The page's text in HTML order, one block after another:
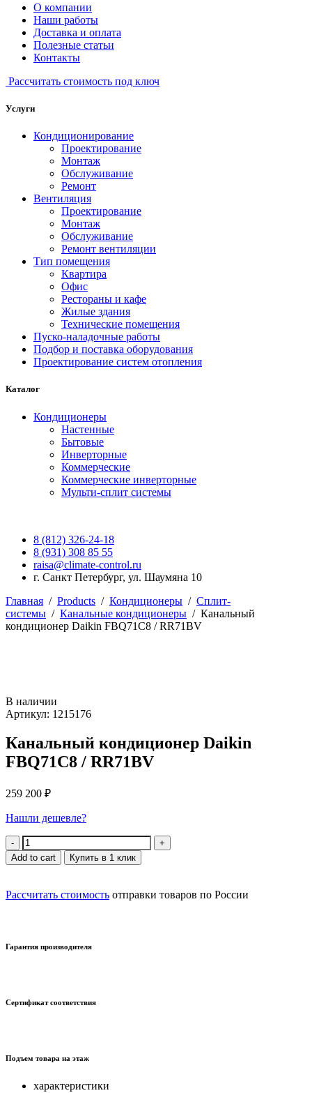
О компании
Наши работы
Доставка и оплата
Полезные статьи
Контакты
Рассчитать стоимость под ключ
Услуги
Кондиционирование
Проектирование
Монтаж
Обслуживание
Ремонт
Вентиляция
Проектирование
Монтаж
Обслуживание
Ремонт вентиляции
Тип помещения
Квартира
Офис
Рестораны и кафе
Жилые здания
Технические помещения
Пуско-наладочные работы
Подбор и поставка оборудования
Проектирование систем отопления
Каталог
Кондиционеры
Настенные
Бытовые
Инверторные
Коммерческие
Коммерческие инверторные
Мульти-сплит системы
8 (812) 326-24-18
8 (931) 308 85 55
raisa@climate-control.ru
г. Санкт Петербург, ул. Шаумяна 10
Главная / Products / Кондиционеры / Сплит-
системы / Канальные кондиционеры / Канальный
кондиционер Daikin FBQ71C8 / RR71BV
В наличии
Артикул: 1215176
Канальный кондиционер Daikin
FBQ71C8 / RR71BV
259 200 ₽
Нашли дешевле?
Quantity
Add to cart Купить в 1 клик
Рассчитать стоимость отправки товаров по России
Гарантия производителя
Сертификат соответствия
Подъем товара на этаж
характеристики